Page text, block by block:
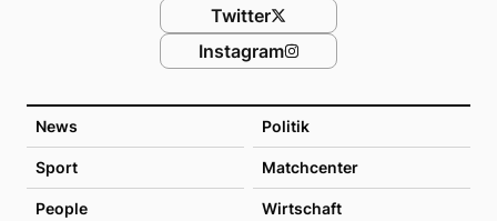
News Politik
Sport Matchcenter
People Wirtschaft
Twitter
Instagram